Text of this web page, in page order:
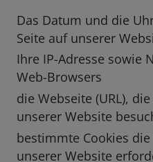
Das Datum und die
Seite auf unserer
Ihre IP-Adresse sowie
Web-Browsers
die Webseite (URL),
unserer Website
bestimmte Cookies
unserer Website